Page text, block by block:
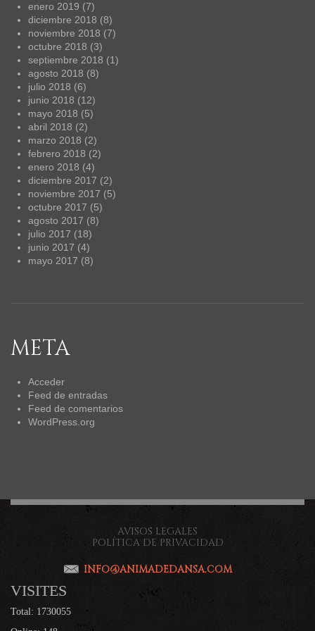
enero 2019 (7)
diciembre 2018 (8)
noviembre 2018 (7)
octubre 2018 (3)
septiembre 2018 (1)
agosto 2018 (8)
julio 2018 (6)
junio 2018 (12)
mayo 2018 (5)
abril 2018 (2)
marzo 2018 (2)
febrero 2018 (2)
enero 2018 (4)
diciembre 2017 (2)
noviembre 2017 (5)
octubre 2017 (5)
agosto 2017 (8)
julio 2017 (18)
junio 2017 (4)
mayo 2017 (8)
META
Acceder
Feed de entradas
Feed de comentarios
WordPress.org
AVISOS LEGALES
POLÍTICA DE PRIVACIDAD
INFO@ANIMADEDANSA.COM
VISITES
Total: 1730055